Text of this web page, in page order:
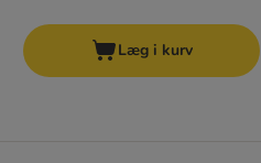
Læg i kurv